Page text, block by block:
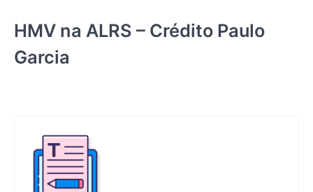
HMV na ALRS – Crédito Paulo
Garcia